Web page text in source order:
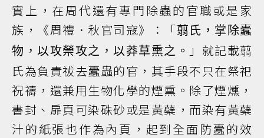
實上，在周代還有專門除蟲的官職或是家
族，《周禮．秋官司寇》：「翦氏，掌除蠹
物，以攻禜攻之，以莽草熏之。
」就記載翦
氏為負責祓去蠹蟲的官，其手段不只在祭祀
祝禱，還兼用生物化學的煙熏。除了煙燻，
書封、扉頁可染硃砂或是黃蘗，而染有黃蘗
汁的紙張也作為內頁，起到全面防蠹的效